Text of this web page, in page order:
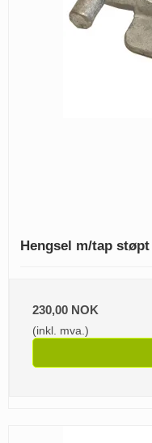
Hengsel m/tap støpt
230,00 NOK
(inkl. mva.)